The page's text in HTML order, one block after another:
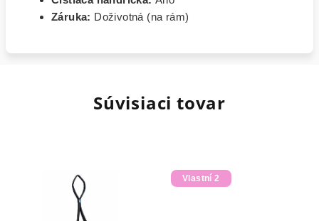
Záruka: Doživotná (na rám)
Súvisiaci tovar
Vlastní 2